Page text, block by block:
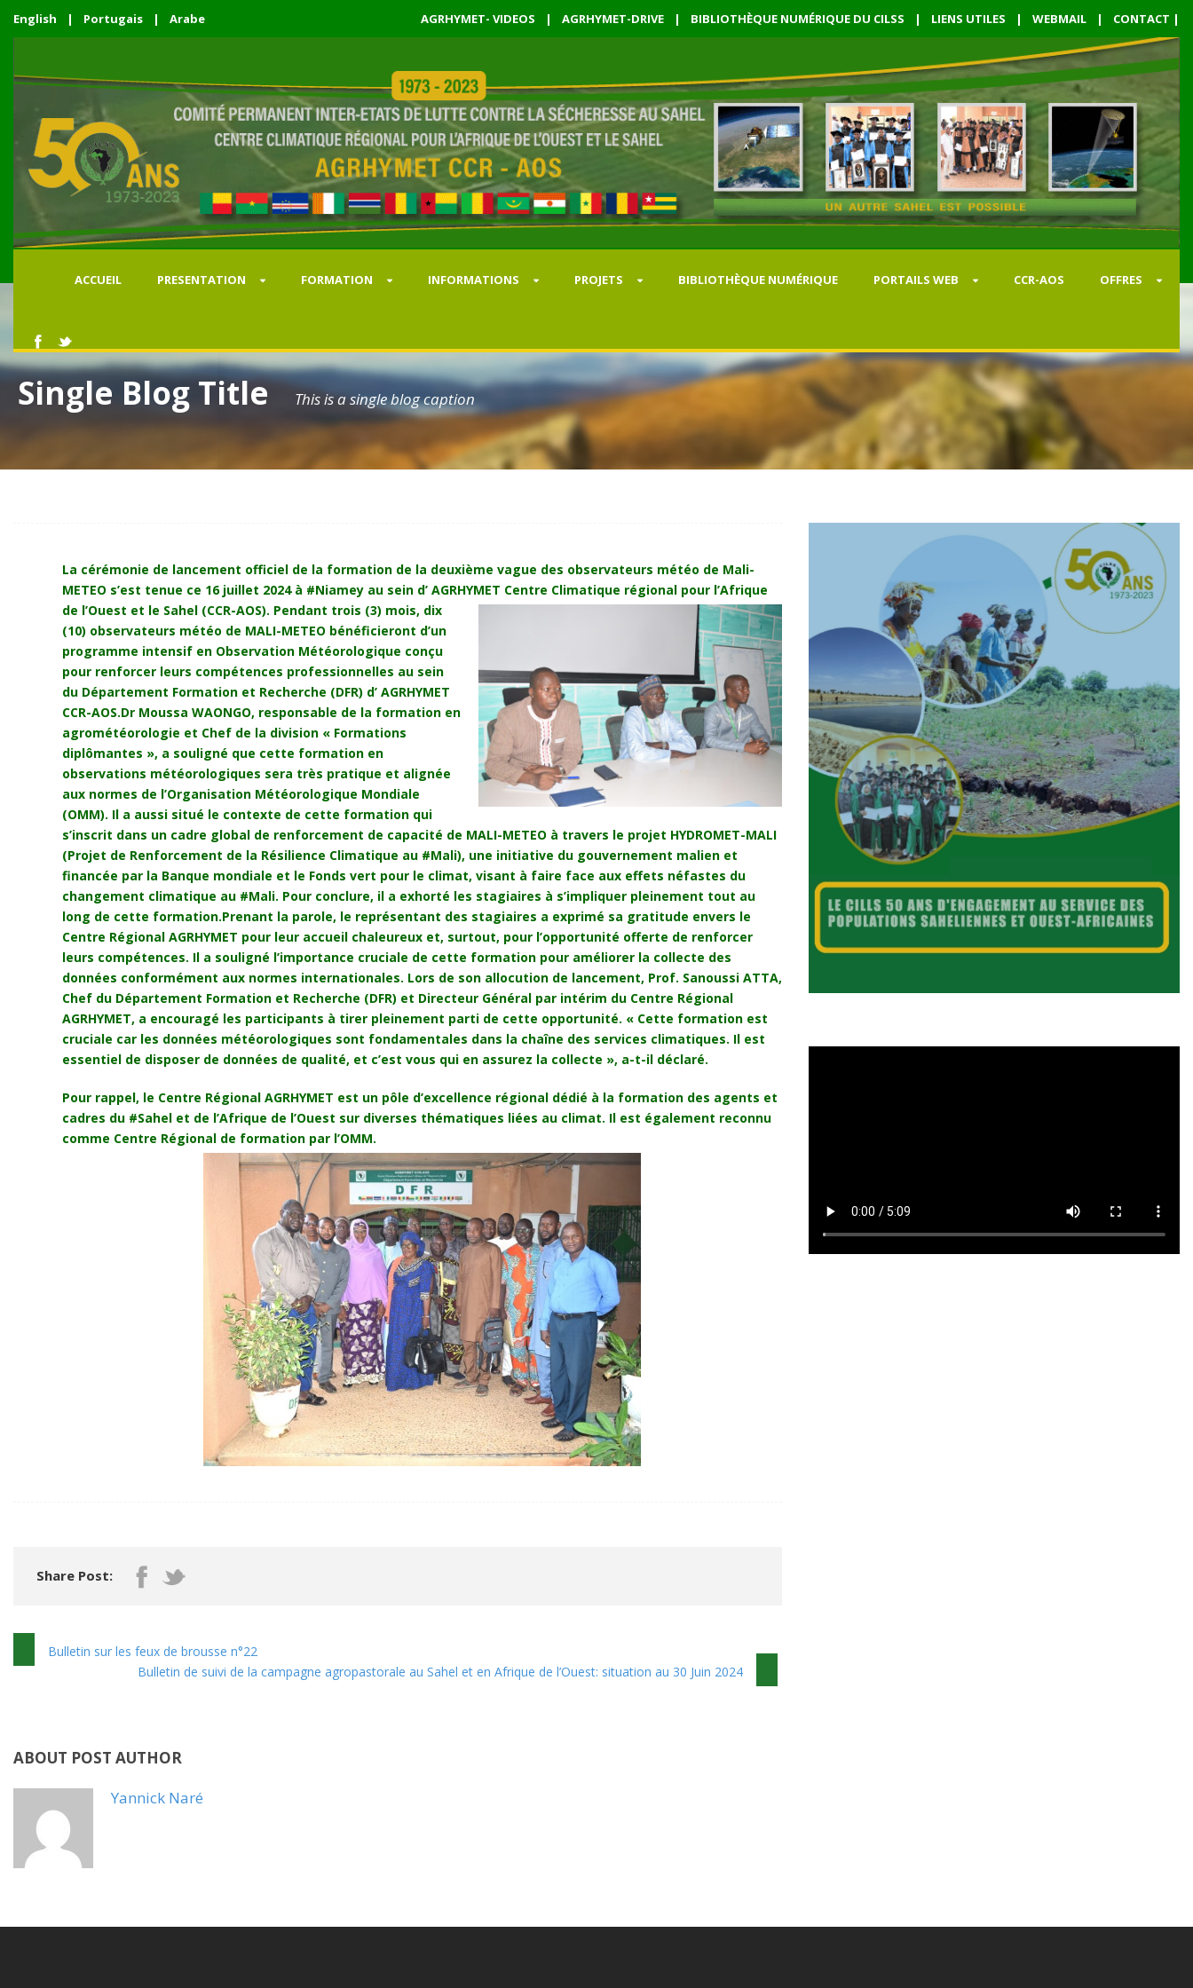
English | Portugais | Arabe AGRHYMET- VIDEOS | AGRHYMET-DRIVE | BIBLIOTHÈQUE NUMÉRIQUE DU CILSS | LIENS UTILES | WEBMAIL | CONTACT |
ACCUEIL PRESENTATION FORMATION INFORMATIONS PROJETS BIBLIOTHÈQUE NUMÉRIQUE PORTAILS WEB CCR-AOS OFFRES
Single Blog Title This is a single blog caption
La cérémonie de lancement officiel de la formation de la deuxième vague des observateurs météo de Mali-
METEO s’est tenue ce 16 juillet 2024 à #Niamey au sein d’ AGRHYMET Centre Climatique régional pour l’Afrique
de l’Ouest et le Sahel (CCR-AOS). Pendant trois (3) mois, dix
(10) observateurs météo de MALI-METEO bénéficieront d’un
programme intensif en Observation Météorologique conçu
pour renforcer leurs compétences professionnelles au sein
du Département Formation et Recherche (DFR) d’ AGRHYMET
CCR-AOS.Dr Moussa WAONGO, responsable de la formation en
agrométéorologie et Chef de la division « Formations
diplômantes », a souligné que cette formation en
observations météorologiques sera très pratique et alignée
aux normes de l’Organisation Météorologique Mondiale
(OMM). Il a aussi situé le contexte de cette formation qui
s’inscrit dans un cadre global de renforcement de capacité de MALI-METEO à travers le projet HYDROMET-MALI
(Projet de Renforcement de la Résilience Climatique au #Mali), une initiative du gouvernement malien et
financée par la Banque mondiale et le Fonds vert pour le climat, visant à faire face aux effets néfastes du
changement climatique au #Mali. Pour conclure, il a exhorté les stagiaires à s’impliquer pleinement tout au
long de cette formation.Prenant la parole, le représentant des stagiaires a exprimé sa gratitude envers le
Centre Régional AGRHYMET pour leur accueil chaleureux et, surtout, pour l’opportunité offerte de renforcer
leurs compétences. Il a souligné l’importance cruciale de cette formation pour améliorer la collecte des
données conformément aux normes internationales. Lors de son allocution de lancement, Prof. Sanoussi ATTA,
Chef du Département Formation et Recherche (DFR) et Directeur Général par intérim du Centre Régional
AGRHYMET, a encouragé les participants à tirer pleinement parti de cette opportunité. « Cette formation est
cruciale car les données météorologiques sont fondamentales dans la chaîne des services climatiques. Il est
essentiel de disposer de données de qualité, et c’est vous qui en assurez la collecte », a-t-il déclaré.
Pour rappel, le Centre Régional AGRHYMET est un pôle d’excellence régional dédié à la formation des agents et
cadres du #Sahel et de l’Afrique de l’Ouest sur diverses thématiques liées au climat. Il est également reconnu
comme Centre Régional de formation par l’OMM.
Share Post:
Bulletin sur les feux de brousse n°22
Bulletin de suivi de la campagne agropastorale au Sahel et en Afrique de l’Ouest: situation au 30 Juin 2024
ABOUT POST AUTHOR
Yannick Naré